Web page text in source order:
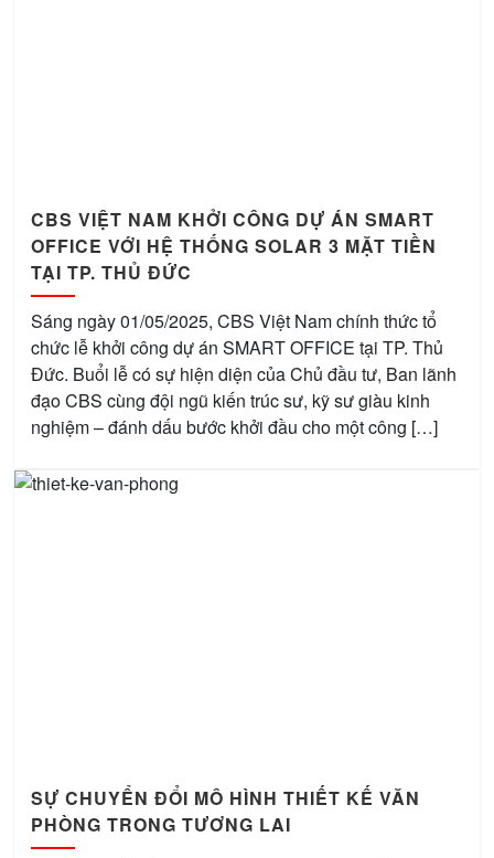
CBS VIỆT NAM KHỞI CÔNG DỰ ÁN SMART
OFFICE VỚI HỆ THỐNG SOLAR 3 MẶT TIỀN
TẠI TP. THỦ ĐỨC
Sáng ngày 01/05/2025, CBS Việt Nam chính thức tổ
chức lễ khởi công dự án SMART OFFICE tại TP. Thủ
Đức. Buổi lễ có sự hiện diện của Chủ đầu tư, Ban lãnh
đạo CBS cùng đội ngũ kiến trúc sư, kỹ sư giàu kinh
nghiệm – đánh dấu bước khởi đầu cho một công […]
SỰ CHUYỂN ĐỔI MÔ HÌNH THIẾT KẾ VĂN
PHÒNG TRONG TƯƠNG LAI